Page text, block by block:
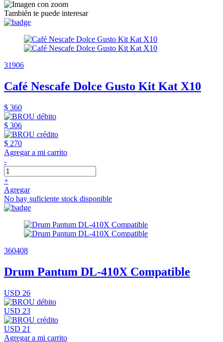
También te puede interesar
31906
Café Nescafe Dolce Gusto Kit Kat X10
$ 360
$ 306
$ 270
Agregar a mi carrito
-
+
Agregar
No hay suficiente stock disponible
360408
Drum Pantum DL-410X Compatible
USD 26
USD 23
USD 21
Agregar a mi carrito